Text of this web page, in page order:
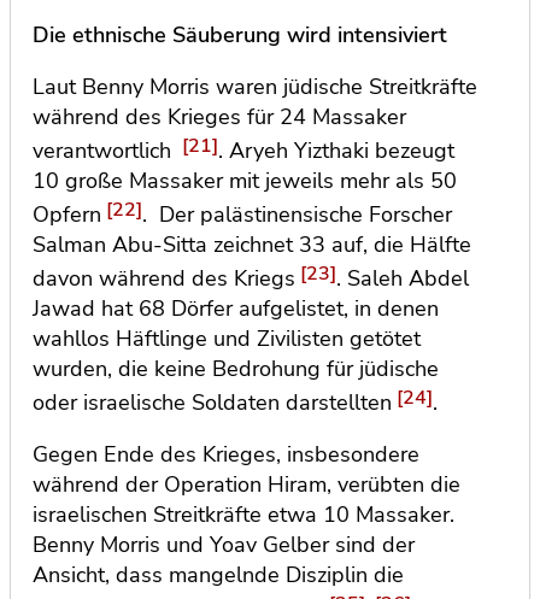
Die ethnische Säuberung wird intensiviert
Laut Benny Morris waren jüdische Streitkräfte
während des Krieges für 24 Massaker
verantwortlich [21]. Aryeh Yizthaki bezeugt
10 große Massaker mit jeweils mehr als 50
Opfern [22]. Der palästinensische Forscher
Salman Abu-Sitta zeichnet 33 auf, die Hälfte
davon während des Kriegs [23]. Saleh Abdel
Jawad hat 68 Dörfer aufgelistet, in denen
wahllos Häftlinge und Zivilisten getötet
wurden, die keine Bedrohung für jüdische
oder israelische Soldaten darstellten [24].
Gegen Ende des Krieges, insbesondere
während der Operation Hiram, verübten die
israelischen Streitkräfte etwa 10 Massaker.
Benny Morris und Yoav Gelber sind der
Ansicht, dass mangelnde Disziplin die